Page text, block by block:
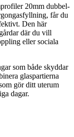
20mm dubbel-
får du
Den här
där du vill
eller sociala
som både skyddar
glaspartierna
gör ditt uterum
dagar.